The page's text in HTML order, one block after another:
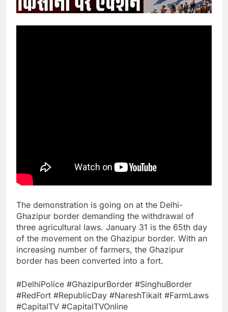
The demonstration is going on at the Delhi-
Ghazipur border demanding the withdrawal of
three agricultural laws. January 31 is the 65th day
of the movement on the Ghazipur border. With an
increasing number of farmers, the Ghazipur
border has been converted into a fort.
#DelhiPolice​ #GhazipurBorder​ #SinghuBorder​
#RedFort​ #RepublicDay​ #NareshTikait​ #FarmLaws​
#CapitalTV​ #CapitalTVOnline